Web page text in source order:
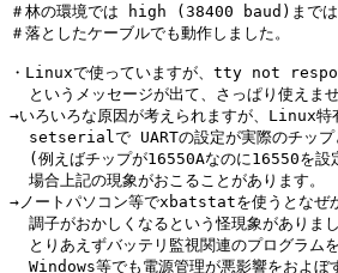
＃林の環境では high (38400 baud)までは
＃落としたケーブルでも動作しました。
・Linuxで使っていますが、tty not
というメッセージが出て、さっぱり使えませ
→いろいろな原因が考えられますが、Linux特
setserialで UARTの設定が実際のチップ
(例えばチップが16550Aなのに16550を設
  場合上記の現象がおこることがあります。
→ノートパソコン等でxbatstatを使うとなぜ
調子がおかしくなるという怪現象がありま
とりあえずバッテリ監視関連のプログラム
Windows等でも電源管理が悪影響をおよぼ